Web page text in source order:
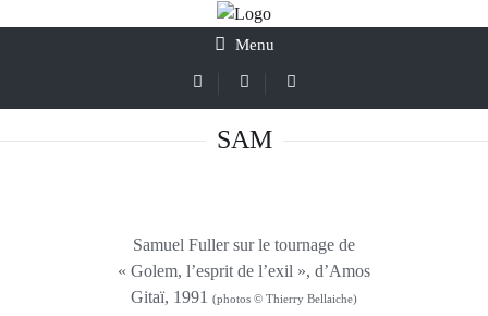
Menu
SAM
Samuel Fuller sur le tournage de
« Golem, l’esprit de l’exil », d’Amos
Gitaï, 1991
(photos © Thierry Bellaiche)